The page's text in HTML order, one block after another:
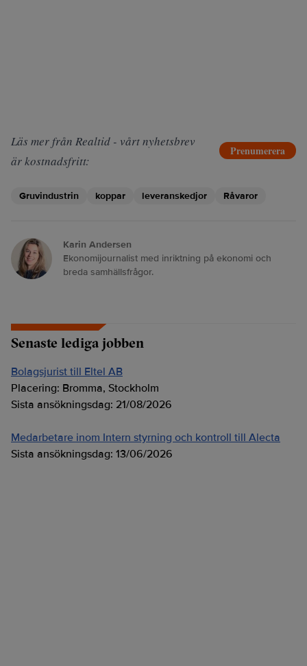
Läs mer från Realtid - vårt nyhetsbrev
är kostnadsfritt:
Prenumerera
Gruvindustrin koppar leveranskedjor Råvaror
Karin Andersen
Ekonomijournalist med inriktning på ekonomi och
breda samhällsfrågor.
Senaste lediga jobben
Bolagsjurist till Eltel AB
Placering: Bromma, Stockholm
Sista ansökningsdag: 21/08/2026
Medarbetare inom Intern styrning och kontroll till Alecta
Sista ansökningsdag: 13/06/2026